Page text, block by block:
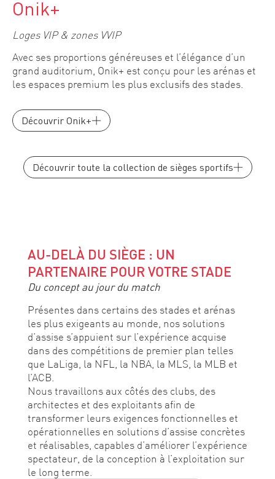
Onik+
Loges VIP & zones VVIP
Avec ses proportions généreuses et l’élégance d’un
grand auditorium, Onik+ est conçu pour les arénas et
les espaces premium les plus exclusifs des stades.
Découvrir Onik+
Découvrir toute la collection de sièges sportifs
AU-DELÀ DU SIÈGE : UN
PARTENAIRE POUR VOTRE STADE
Du concept au jour du match
Présentes dans certains des stades et arénas
les plus exigeants au monde, nos solutions
d’assise s’appuient sur l’expérience acquise
dans des compétitions de premier plan telles
que LaLiga, la NFL, la NBA, la MLS, la MLB et
l’ACB.
Nous travaillons aux côtés des clubs, des
architectes et des exploitants afin de
transformer leurs exigences fonctionnelles et
opérationnelles en solutions d’assise concrètes
et réalisables, capables d’améliorer l’expérience
spectateur, de la conception à l’exploitation sur
le long terme.